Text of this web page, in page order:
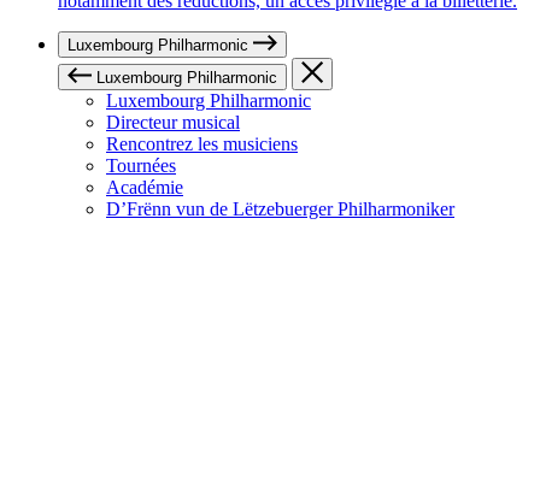
Luxembourg Philharmonic
Luxembourg Philharmonic
Luxembourg Philharmonic
Directeur musical
Rencontrez les musiciens
Tournées
Académie
D’Frënn vun de Lëtzebuerger Philharmoniker